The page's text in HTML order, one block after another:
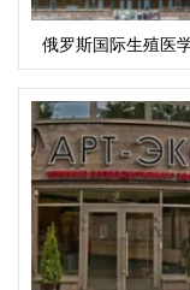
俄罗斯国际生殖医
(ICRM)